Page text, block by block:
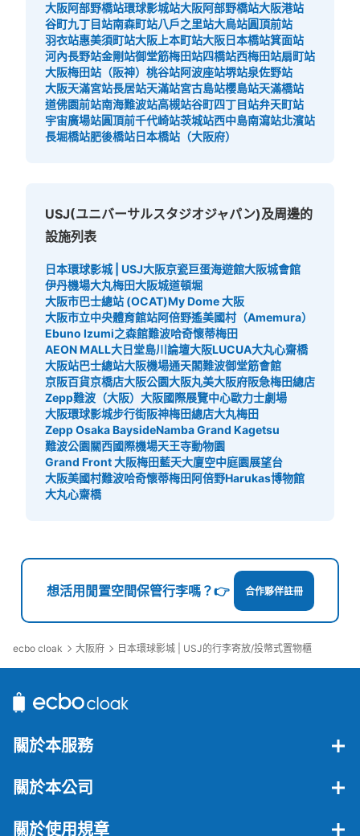
ユニバーサルスタジオジャパン会場外コイ
ンロッカー①
从JR ゆめ咲線ユニバーサルシティ駅站步行2分钟。
本日營業時間: 09:00〜 22:00
イーストロッカー ユニバーサルシティ駅から会場に向か
う途中にある。両替機あり。（500円玉） 利用時間は、
パーク営業時間。日にちによって違うため、ホームページ
を確認必要
可保管的行李數
中等的: 488/ ¥1000小的:280/ ¥500
付款方式
現金
查看此投幣式儲物櫃的位置
Zepp Osaka Bayside 会場外コインロッ
カー①
替機あり。 公演終了までの利用 使える時間などは確認必
小的 :495/ ¥300
付款方式
大阪阿部野橋站環球影城站大阪阿部野橋站大阪港站
谷町九丁目站南森町站八戶之里站大鳥站圓頂前站
羽衣站惠美須町站大阪上本町站大阪日本橋站箕面站
河內長野站金剛站御堂筋梅田站四橋站西梅田站扇町站
大阪梅田站（阪神） 桃谷站阿波座站堺站泉佐野站
大阪天滿宮站長居站天滿站宮古島站櫻島站天滿橋站
道佛園前站南海難波站高槻站谷町四丁目站弁天町站
宇宙廣場站圓頂前千代崎站茨城站西中島南瀉站北濱站
長堀橋站肥後橋站日本橋站（大阪府）
USJ(ユニバーサルスタジオジャパン)及周邊的
設施列表
日本環球影城 | USJ大阪京瓷巨蛋海遊館大阪城會館
伊丹機場大丸梅田大阪城道頓堀
大阪市巴士總站 (OCAT)My Dome 大阪
大阪市立中央體育館站阿倍野遙美國村（Amemura）
Ebuno Izumi之森館難波哈奇懷蒂梅田
AEON MALL大日堂島川論壇大阪LUCUA大丸心齋橋
大阪站巴士總站大阪機場通天閣難波御堂筋會館
京阪百貨京橋店大阪公園大阪丸美大阪府阪急梅田總店
Zepp難波（大阪） 大阪國際展覽中心歐力士劇場
大阪環球影城步行街阪神梅田總店大丸梅田
Zepp Osaka BaysideNamba Grand Kagetsu
難波公園關西國際機場天王寺動物園
Grand Front 大阪梅田藍天大廈空中庭園展望台
大阪美國村難波哈奇懷蒂梅田阿倍野Harukas博物館
大丸心齋橋
想活用閒置空間保管行李嗎？👉 合作夥伴註冊
ecbo cloak 大阪府 日本環球影城 | USJ的行李寄放/投幣式置物櫃
關於本服務
關於本公司
關於使用規章